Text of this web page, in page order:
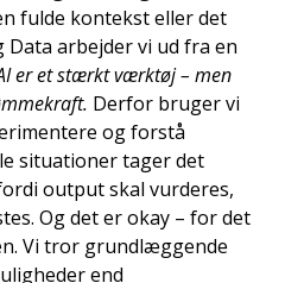
fulde kontekst eller det
arbejder vi ud fra en
er et stærkt værktøj – men
Derfor bruger vi
og forstå
situationer tager det
output skal vurderes,
Og det er okay – for det
Vi tror grundlæggende
end